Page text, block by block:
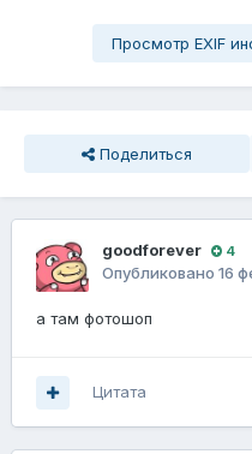
Просмотр EXIF
Поделиться
goodforever 4
Опубликовано 16
а там фотошоп
Цитата